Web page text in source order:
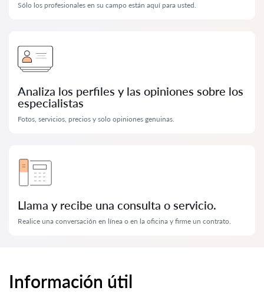
Sólo los profesionales en su campo están aquí para usted.
Analiza los perfiles y las opiniones sobre los
especialistas
Fotos, servicios, precios y solo opiniones genuinas.
Llama y recibe una consulta o servicio.
Realice una conversación en línea o en la oficina y firme un contrato.
Información útil